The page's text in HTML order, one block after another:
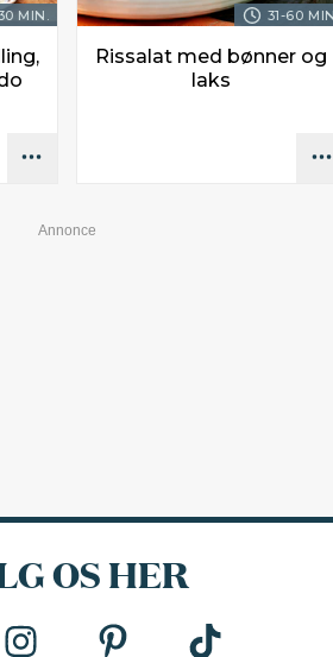
MIN. 31-60
Rissalat med bønner og
laks
OS HER